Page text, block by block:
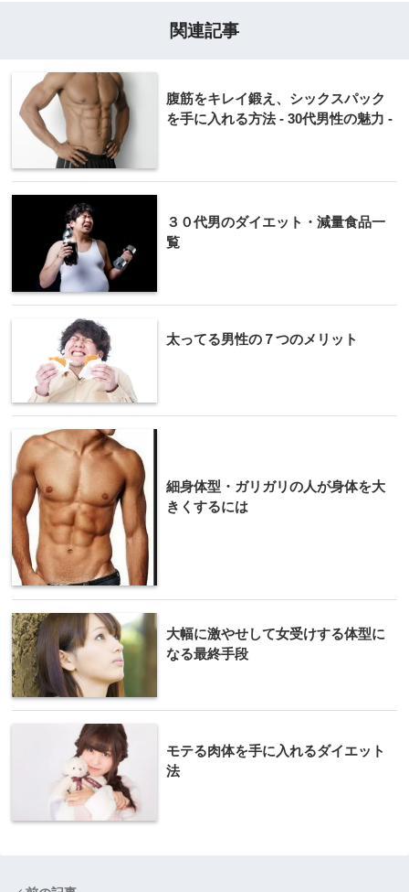
関連記事
腹筋をキレイ鍛え、シックスパック
を手に入れる方法 - 30代男性の魅力 -
３０代男のダイエット・減量食品一
覧
太ってる男性の７つのメリット
細身体型・ガリガリの人が身体を大
きくするには
大幅に激やせして女受けする体型に
なる最終手段
モテる肉体を手に入れるダイエット
法